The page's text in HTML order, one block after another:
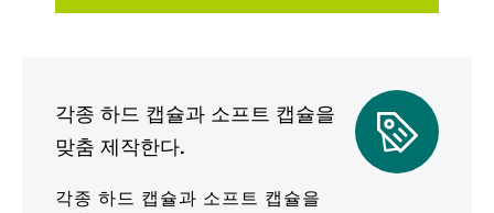
각종 하드 캡슐과 소프트 캡슐을
맞춤 제작한다.
각종 하드 캡슐과 소프트 캡슐을